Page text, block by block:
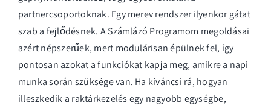
partnercsoportoknak. Egy merev rendszer ilyenkor gátat
szab a fejlődésnek. A Számlázó Programom megoldásai
azért népszerűek, mert modulárisan épülnek fel, így
pontosan azokat a funkciókat kapja meg, amikre a napi
munka során szüksége van. Ha kíváncsi rá, hogyan
illeszkedik a raktárkezelés egy nagyobb egységbe,